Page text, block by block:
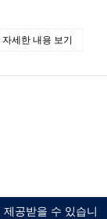
자세한 내용 보기
공받을 수 있습니